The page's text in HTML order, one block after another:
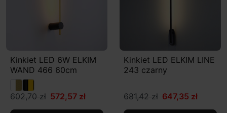
Kinkiet LED 6W ELKIM
WAND 466 60cm
602,70 zł 572,57 zł
Kinkiet LED ELKIM LINE
243 czarny
681,42 zł 647,35 zł